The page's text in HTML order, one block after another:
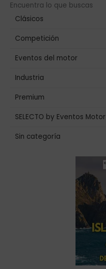
Encuentra lo que buscas
Clásicos
Competición
Eventos del motor
Industria
Premium
SELECTO by Eventos Motor
Sin categoría